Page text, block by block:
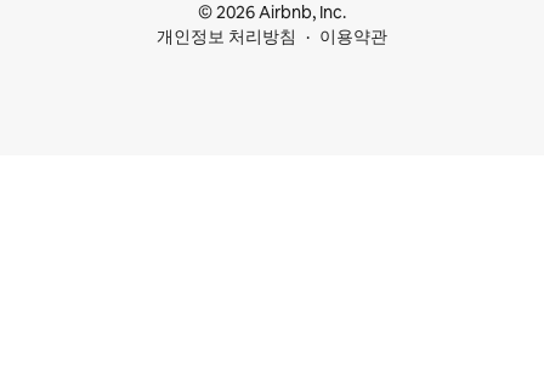
© 2026 Airbnb, Inc.
개인정보 처리방침
이용약관